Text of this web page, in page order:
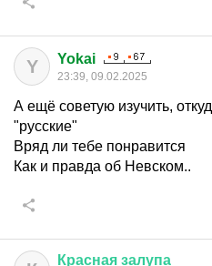
Y Yokai
23:39, 09.02.2025
А ещё советую изучить,
"русские"
Вряд ли тебе понравится
Как и правда об Невском..
Красная залупа